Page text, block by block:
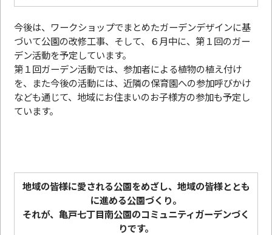
今後は、ワークショップでまとめたガーデンデザインに基
づいて公園の改修工事、そして、６月中に、第１回のガー
デン活動を予定しています。
第１回ガーデン活動では、参加者による植物の植え付け
を、また今後の活動には、近隣の保育園への参加呼びかけ
なども通じて、地域にお住まいのお子様方の参加も予定し
ています。
地域の皆様に愛される公園をめざし、地域の皆様ととも
に進める公園づくり。
それが、亀戸七丁目南公園のコミュニティガーデンづく
りです。